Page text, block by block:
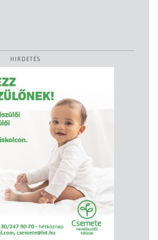
HIRDETÉS